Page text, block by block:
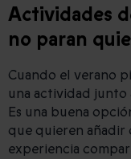
Actividades
no paran
Cuando el verano
una actividad
Es una buena
que quieren añadir
experiencia